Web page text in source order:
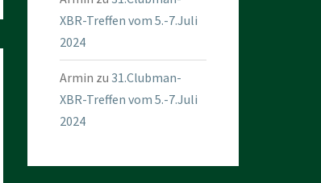
XBR-Treffen vom 5.-7.Juli
2024
Armin zu 31.Clubman-
XBR-Treffen vom 5.-7.Juli
2024